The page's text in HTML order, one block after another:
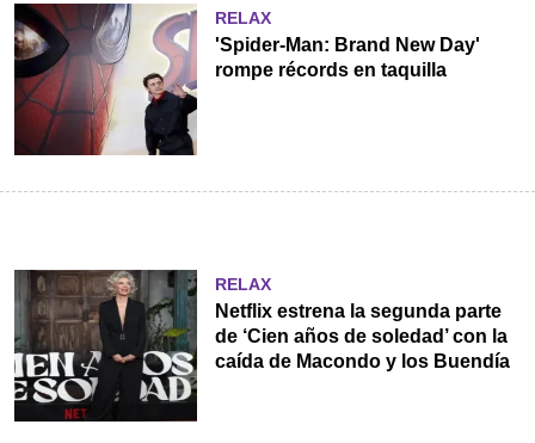
RELAX
'Spider-Man: Brand New Day'
rompe récords en taquilla
RELAX
Netflix estrena la segunda parte
de ‘Cien años de soledad’ con la
caída de Macondo y los Buendía